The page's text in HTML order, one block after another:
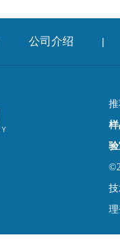
公司介绍 |